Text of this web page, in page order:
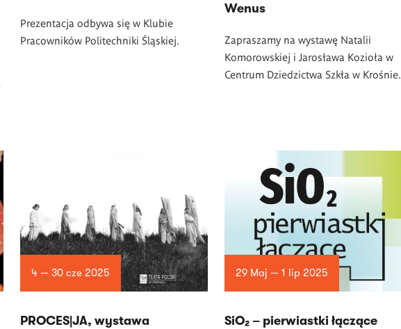
Prezentacja odbywa się w Klubie
Pracowników Politechniki Śląskiej.
Wenus
Zapraszamy na wystawę Natalii
Komorowskiej i Jarosława Kozioła w
Centrum Dziedzictwa Szkła w Krośnie.
4 — 30 cze 2025
PROCES|JA, wystawa
29 Maj — 1 lip 2025
SiO₂ – pierwiastki łączące